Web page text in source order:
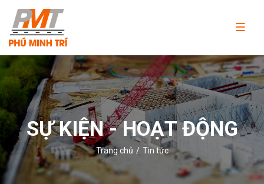
TNHH
Thương
và
dịch
vụ
Phú
Minh
Trí
SỰ KIỆN - HOẠT ĐỘNG
Trang chủ Tin tức